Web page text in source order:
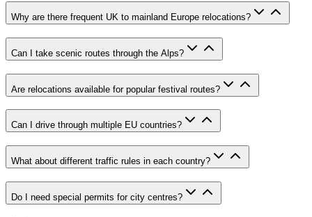
Why are there frequent UK to mainland Europe relocations?
Can I take scenic routes through the Alps?
Are relocations available for popular festival routes?
Can I drive through multiple EU countries?
What about different traffic rules in each country?
Do I need special permits for city centres?